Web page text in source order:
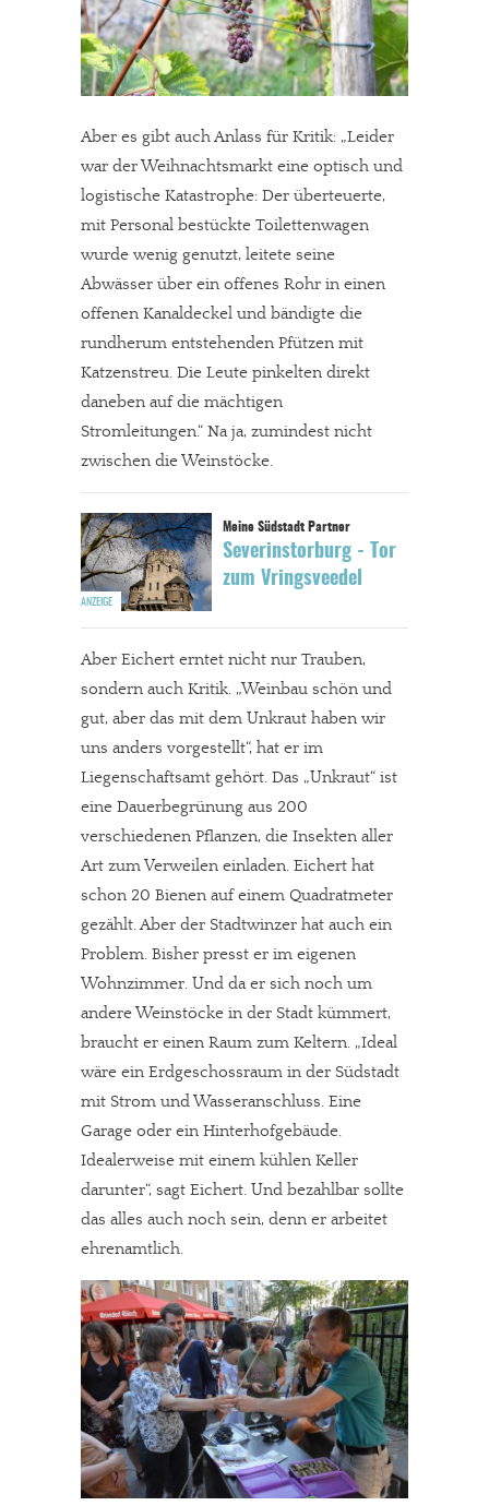
Aber es gibt auch Anlass für Kritik: „Leider
war der Weihnachtsmarkt eine optisch und
logistische Katastrophe: Der überteuerte,
mit Personal bestückte Toilettenwagen
wurde wenig genutzt, leitete seine
Abwässer über ein offenes Rohr in einen
offenen Kanaldeckel und bändigte die
rundherum entstehenden Pfützen mit
Katzenstreu. Die Leute pinkelten direkt
daneben auf die mächtigen
Stromleitungen.“ Na ja, zumindest nicht
zwischen die Weinstöcke.
Severinstorburg - Tor
zum Vringsveedel
Aber Eichert erntet nicht nur Trauben,
sondern auch Kritik. „Weinbau schön und
gut, aber das mit dem Unkraut haben wir
uns anders vorgestellt“, hat er im
Liegenschaftsamt gehört. Das „Unkraut“ ist
eine Dauerbegrünung aus 200
verschiedenen Pflanzen, die Insekten aller
Art zum Verweilen einladen. Eichert hat
schon 20 Bienen auf einem Quadratmeter
gezählt. Aber der Stadtwinzer hat auch ein
Problem. Bisher presst er im eigenen
Wohnzimmer. Und da er sich noch um
andere Weinstöcke in der Stadt kümmert,
braucht er einen Raum zum Keltern. „Ideal
wäre ein Erdgeschossraum in der Südstadt
mit Strom und Wasseranschluss. Eine
Garage oder ein Hinterhofgebäude.
Idealerweise mit einem kühlen Keller
darunter“, sagt Eichert. Und bezahlbar sollte
das alles auch noch sein, denn er arbeitet
ehrenamtlich.